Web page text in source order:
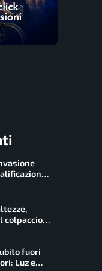
del main
colpaccio:
Baraldi
fuori
Luz e